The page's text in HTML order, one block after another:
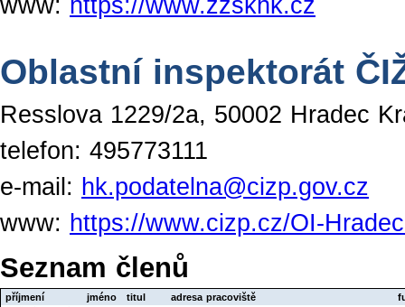
www: https://www.zzskhk.cz
Oblastní inspektorát
Resslova 1229/2a, 50002 Hradec
telefon: 495773111
e-mail: hk.podatelna@cizp.gov.cz
www: https://www.cizp.cz/OI-
Seznam členů
příjmení jméno titul adresa pracoviště